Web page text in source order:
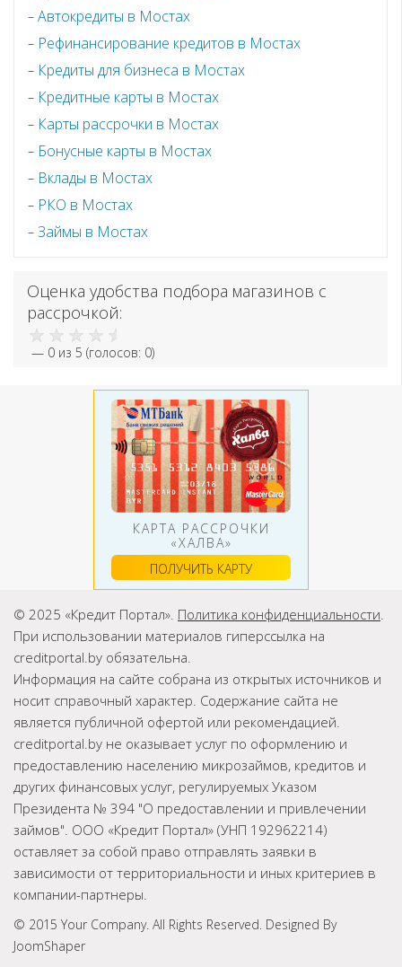
Автокредиты в Мостах
Рефинансирование кредитов в Мостах
Кредиты для бизнеса в Мостах
Кредитные карты в Мостах
Карты рассрочки в Мостах
Бонусные карты в Мостах
Вклады в Мостах
РКО в Мостах
Займы в Мостах
Оценка удобства подбора магазинов с
рассрочкой:
— 0 из 5 (голосов: 0)
КАРТА РАССРОЧКИ
«ХАЛВА»
ПОЛУЧИТЬ КАРТУ
© 2025 «Кредит Портал». Политика конфиденциальности.
При использовании материалов гиперссылка на
creditportal.by обязательна.
Информация на сайте собрана из открытых источников и
носит справочный характер. Содержание сайта не
является публичной офертой или рекомендацией.
creditportal.by не оказывает услуг по оформлению и
предоставлению населению микрозаймов, кредитов и
других финансовых услуг, регулируемых Указом
Президента № 394 "О предоставлении и привлечении
займов". ООО «Кредит Портал» (УНП 192962214)
оставляет за собой право отправлять заявки в
зависимости от территориальности и иных критериев в
компании-партнеры.
© 2015 Your Company. All Rights Reserved. Designed By
JoomShaper